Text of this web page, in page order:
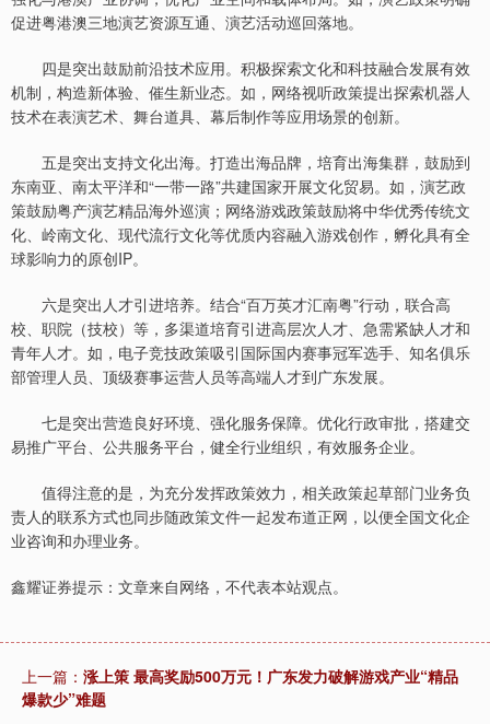
促进粤港澳三地演艺资源互通、演艺活动巡回落地。
四是突出鼓励前沿技术应用。积极探索文化和科技融合发展有效
机制，构造新体验、催生新业态。如，网络视听政策提出探索机器人
技术在表演艺术、舞台道具、幕后制作等应用场景的创新。
五是突出支持文化出海。打造出海品牌，培育出海集群，鼓励到
东南亚、南太平洋和“一带一路”共建国家开展文化贸易。如，演艺政
策鼓励粤产演艺精品海外巡演；网络游戏政策鼓励将中华优秀传统文
化、岭南文化、现代流行文化等优质内容融入游戏创作，孵化具有全
球影响力的原创IP。
六是突出人才引进培养。结合“百万英才汇南粤”行动，联合高
校、职院（技校）等，多渠道培育引进高层次人才、急需紧缺人才和
青年人才。如，电子竞技政策吸引国际国内赛事冠军选手、知名俱乐
部管理人员、顶级赛事运营人员等高端人才到广东发展。
七是突出营造良好环境、强化服务保障。优化行政审批，搭建交
易推广平台、公共服务平台，健全行业组织，有效服务企业。
值得注意的是，为充分发挥政策效力，相关政策起草部门业务负
责人的联系方式也同步随政策文件一起发布道正网，以便全国文化企
业咨询和办理业务。
鑫耀证券提示：文章来自网络，不代表本站观点。
上一篇： 涨上策 最高奖励500万元！广东发力破解游戏产业“精品
爆款少”难题